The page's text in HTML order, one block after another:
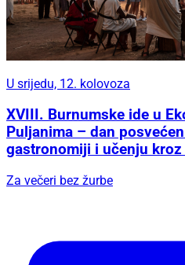
U srijedu, 12. kolovoza
XVIII. Burnumske ide u
Puljanima – dan
gastronomiji i učenju
Za večeri bez žurbe